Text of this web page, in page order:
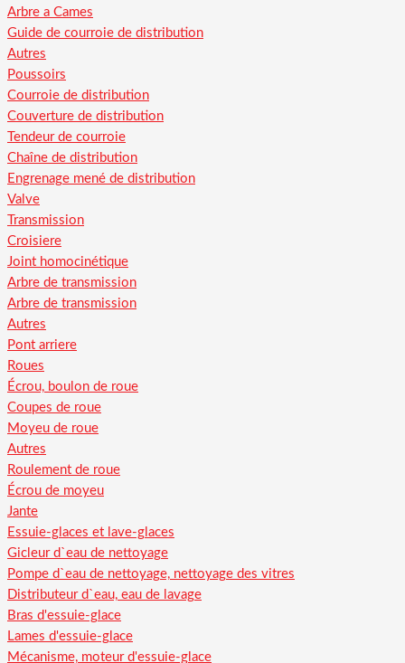
Arbre a Cames
Guide de courroie de distribution
Autres
Poussoirs
Courroie de distribution
Couverture de distribution
Tendeur de courroie
Chaîne de distribution
Engrenage mené de distribution
Valve
Transmission
Croisiere
Joint homocinétique
Arbre de transmission
Arbre de transmission
Autres
Pont arriere
Roues
Écrou, boulon de roue
Coupes de roue
Moyeu de roue
Autres
Roulement de roue
Écrou de moyeu
Jante
Essuie-glaces et lave-glaces
Gicleur d`eau de nettoyage
Pompe d`eau de nettoyage, nettoyage des vitres
Distributeur d`eau, eau de lavage
Bras d'essuie-glace
Lames d'essuie-glace
Mécanisme, moteur d'essuie-glace